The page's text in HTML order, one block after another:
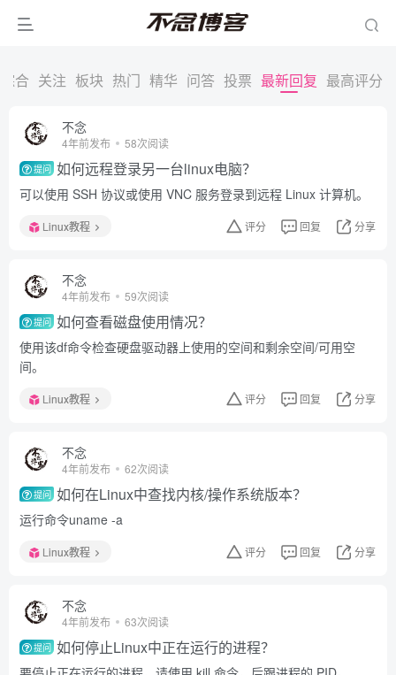
综合 关注 板块 热门 精华 问答 投票 最新回复 最高评分
不念
4年前发布 58次阅读
提问 如何远程登录另一台linux电脑？
可以使用 SSH 协议或使用 VNC 服务登录到远程 Linux 计算机。
Linux教程 评分 回复 分享
不念
4年前发布 59次阅读
提问 如何查看磁盘使用情况？
使用该df命令检查硬盘驱动器上使用的空间和剩余空间/可用空
间。
Linux教程 评分 回复 分享
不念
4年前发布 62次阅读
提问 如何在Linux中查找内核/操作系统版本？
运行命令uname -a
Linux教程 评分 回复 分享
不念
4年前发布 63次阅读
提问 如何停止Linux中正在运行的进程？